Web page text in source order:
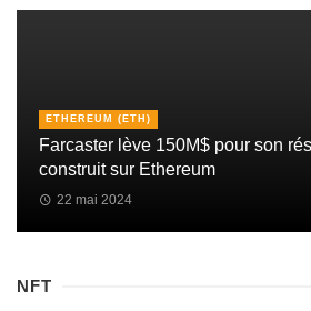
ETHEREUM (ETH)
Farcaster lève 150M$ pour son
construit sur Ethereum
22 mai 2024
NFT